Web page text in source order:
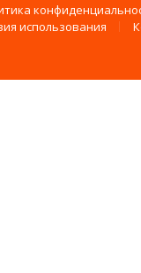
использования